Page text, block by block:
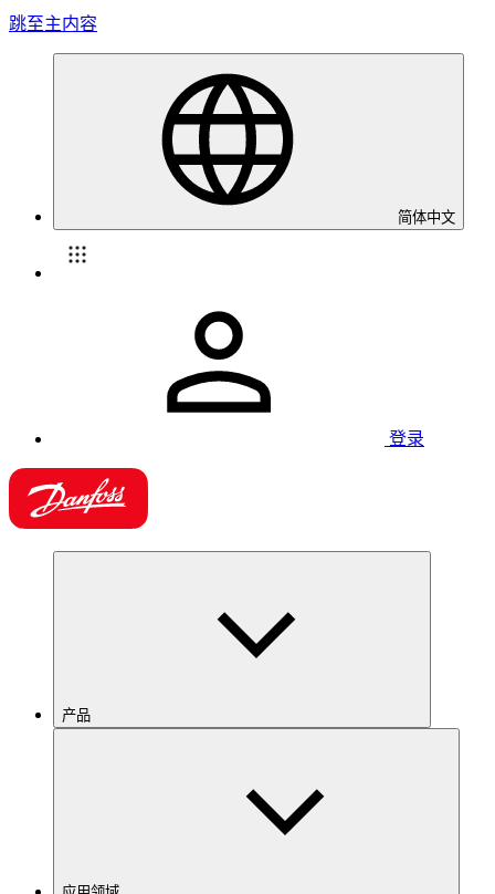
跳至主内容
简体中文
登录
产品